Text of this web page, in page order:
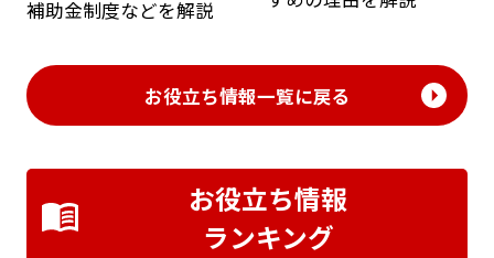
補助金制度などを解説
お役立ち情報一覧に戻る
お役立ち情報
ランキング